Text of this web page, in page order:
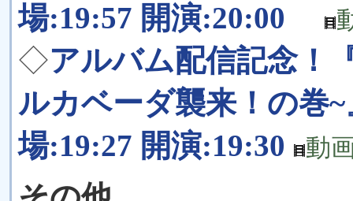
場:19:57 開演:20:00
◇アルバム配信記念！
ルカベーダ襲来！の巻
場:19:27 開演:19:30
動